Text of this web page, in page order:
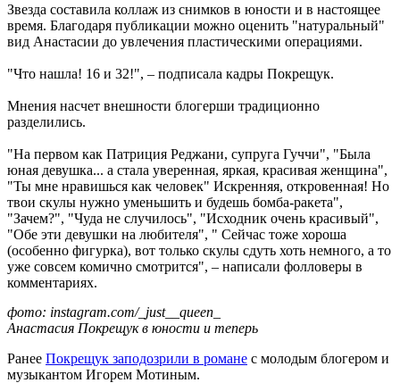
Звезда составила коллаж из снимков в юности и в настоящее
время. Благодаря публикации можно оценить "натуральный"
вид Анастасии до увлечения пластическими операциями.
"Что нашла! 16 и 32!", – подписала кадры Покрещук.
Мнения насчет внешности блогерши традиционно
разделились.
"На первом как Патриция Реджани, супруга Гуччи", "Была
юная девушка... а стала уверенная, яркая, красивая женщина",
"Ты мне нравишься как человек" Искренняя, откровенная! Но
твои скулы нужно уменьшить и будешь бомба-ракета",
"Зачем?", "Чуда не случилось", "Исходник очень красивый",
"Обе эти девушки на любителя", " Сейчас тоже хороша
(особенно фигурка), вот только скулы сдуть хоть немного, а то
уже совсем комично смотрится", – написали фолловеры в
комментариях.
фото: instagram.com/_just__queen_
Анастасия Покрещук в юности и теперь
Ранее Покрещук заподозрили в романе с молодым блогером и
музыкантом Игорем Мотиным.